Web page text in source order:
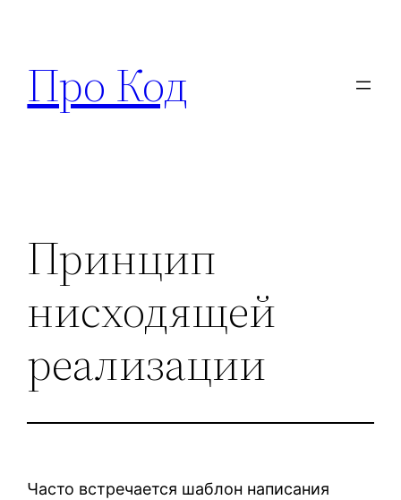
содержимому
Про Код
Принцип
нисходящей
реализации
Часто встречается шаблон написания